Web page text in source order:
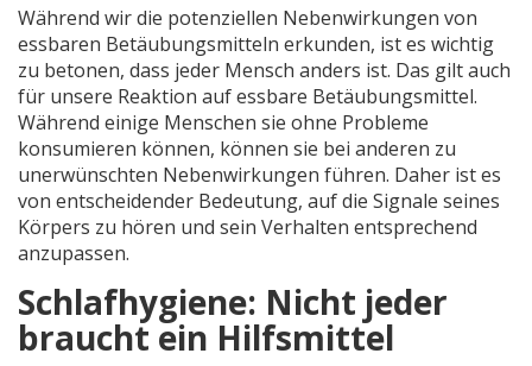
Während wir die potenziellen Nebenwirkungen von
essbaren Betäubungsmitteln erkunden, ist es wichtig
zu betonen, dass jeder Mensch anders ist. Das gilt auch
für unsere Reaktion auf essbare Betäubungsmittel.
Während einige Menschen sie ohne Probleme
konsumieren können, können sie bei anderen zu
unerwünschten Nebenwirkungen führen. Daher ist es
von entscheidender Bedeutung, auf die Signale seines
Körpers zu hören und sein Verhalten entsprechend
anzupassen.
Schlafhygiene: Nicht jeder
braucht ein Hilfsmittel